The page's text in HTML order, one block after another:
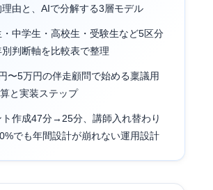
由と、AIで分解する3層モデル
中学生・高校生・受験生など5区分
判断軸を比較表で整理
〜5万円の伴走顧問で始める稟議用
と実装ステップ
ト作成47分→25分、講師入れ替わり
でも年間設計が崩れない運用設計